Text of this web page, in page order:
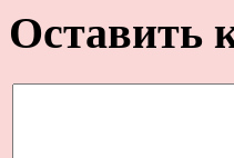
Оставить